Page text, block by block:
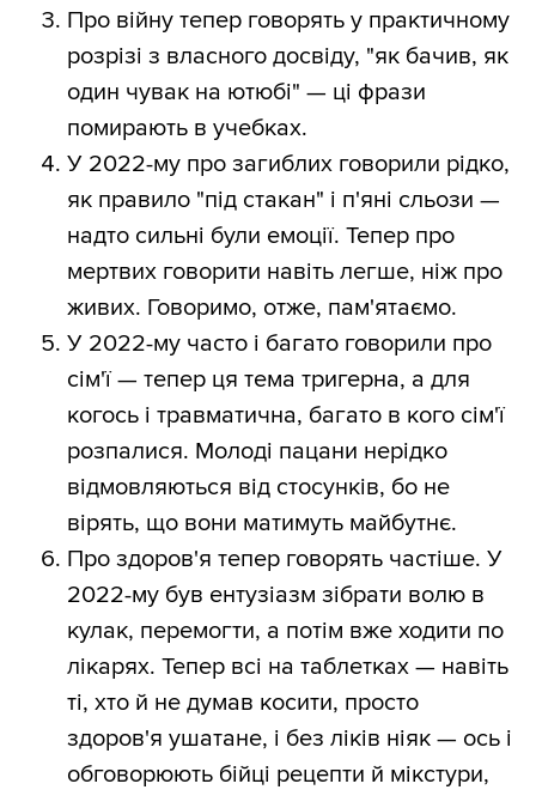
Про війну тепер говорять у практичному
розрізі з власного досвіду, "як бачив, як
один чувак на ютюбі" — ці фрази
помирають в учебках.
У 2022-му про загиблих говорили рідко,
як правило "під стакан" і п'яні сльози —
надто сильні були емоції. Тепер про
мертвих говорити навіть легше, ніж про
живих. Говоримо, отже, пам'ятаємо.
У 2022-му часто і багато говорили про
сім'ї — тепер ця тема тригерна, а для
когось і травматична, багато в кого сім'ї
розпалися. Молоді пацани нерідко
відмовляються від стосунків, бо не
вірять, що вони матимуть майбутнє.
Про здоров'я тепер говорять частіше. У
2022-му був ентузіазм зібрати волю в
кулак, перемогти, а потім вже ходити по
лікарях. Тепер всі на таблетках — навіть
ті, хто й не думав косити, просто
здоров'я ушатане, і без ліків ніяк — ось і
обговорюють бійці рецепти й мікстури,